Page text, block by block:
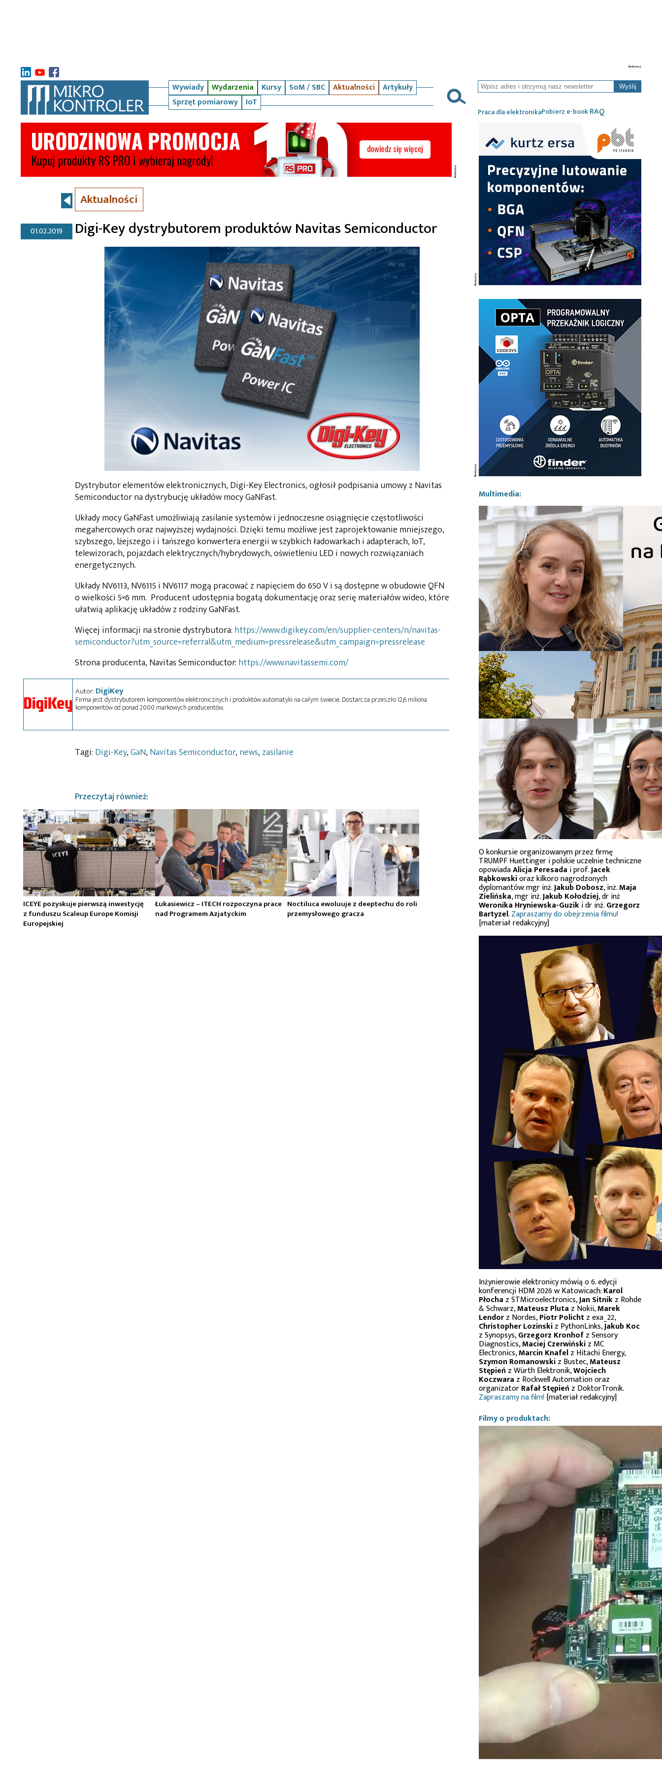
Wywiady Wydarzenia Kursy SoM / SBC Aktualności
Artykuły
Sprzęt pomiarowy
IoT
Wyślij
Praca dla elektronikaPobierz e-bookRAQ
Aktualności
01.02.2019 Digi-Key dystrybutorem produktów Navitas Semiconductor
Dystrybutor elementów elektronicznych, Digi-Key Electronics, ogłosił podpisania umowy z Navitas
Semiconductor na dystrybucję układów mocy GaNFast.
Układy mocy GaNFast umożliwiają zasilanie systemów i jednoczesne osiągnięcie częstotliwości
megahercowych oraz najwyższej wydajności. Dzięki temu możliwe jest zaprojektowanie mniejszego,
szybszego, lżejszego i i tańszego konwertera energii w szybkich ładowarkach i adapterach, IoT,
telewizorach, pojazdach elektrycznych/hybrydowych, oświetleniu LED i nowych rozwiązaniach
energetycznych.
Układy NV6113, NV6115 i NV6117 mogą pracować z napięciem do 650 V i są dostępne w obudowie QFN
o wielkości 5×6 mm. Producent udostępnia bogatą dokumentację oraz serię materiałów wideo, które
ułatwią aplikację układów z rodziny GaNFast.
Więcej informacji na stronie dystrybutora: https://www.digikey.com/en/supplier-centers/n/navitas-
semiconductor?utm_source=referral&utm_medium=pressrelease&utm_campaign=pressrelease
Strona producenta, Navitas Semiconductor: https://www.navitassemi.com/
Autor: DigiKey
Firma jest dystrybutorem komponentów elektronicznych i produktów automatyki na całym świecie. Dostarcza przeszło 12,6 miliona
komponentów od ponad 2000 markowych producentów.
Tagi: Digi-Key,GaN, Navitas Semiconductor, news, zasilanie
Przeczytaj również:
ICEYE pozyskuje pierwszą inwestycję
z funduszu Scaleup Europe Komisji
Europejskiej
Łukasiewicz – ITECH rozpoczyna prace
nad Programem Azjatyckim
Noctiluca ewoluuje z deeptechu do roli
przemysłowego gracza
Multimedia:
O konkursie organizowanym przez firmę
TRUMPF Huettinger i polskie uczelnie techniczne
opowiadaAlicja Peresada i prof.Jacek
Rąbkowskioraz kilkoro nagrodzonych
dyplomantów: mgr inż.Jakub Dobosz, inż.Maja
Zielińska, mgr inż.Jakub Kołodziej, dr inż
Weronika Hryniewska-Guziki dr inż.Grzegorz
Bartyzel.Zapraszamy do obejrzenia filmu!
[materiał redakcyjny]
Inżynierowie elektronicy mówią o 6. edycji
konferencji HDM 2026 w Katowicach:Karol
Płocha z STMicroelectronics,Jan Sitnikz Rohde
& Schwarz,Mateusz Pluta z Nokii,Marek
Lendorz Nordes,Piotr Polichtz exa_22,
Christopher Lozinskiz PythonLinks,Jakub Koc
z Synopsys,Grzegorz Kronhofz Sensory
Diagnostics,Maciej Czerwińskiz MC
Electronics,Marcin Knafelz Hitachi Energy,
Szymon Romanowskiz Bustec,Mateusz
Stępień z Würth Elektronik,Wojciech
Koczwara z Rockwell Automation oraz
organizatorRafał Stępień z DoktorTronik.
Zapraszamy na film![materiał redakcyjny]
Filmy o produktach: